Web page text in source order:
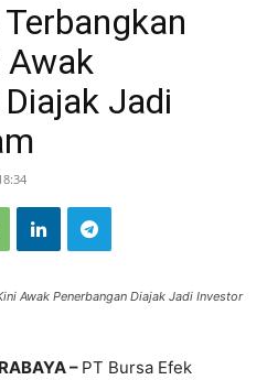
Awak
Jadi
Awak Penerbangan Diajak Jadi Investor
– PT Bursa Efek